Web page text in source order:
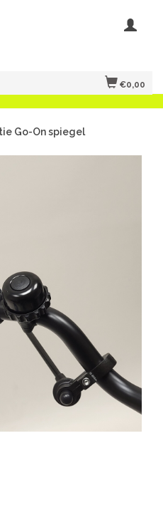
€0,00
Go-On spiegel